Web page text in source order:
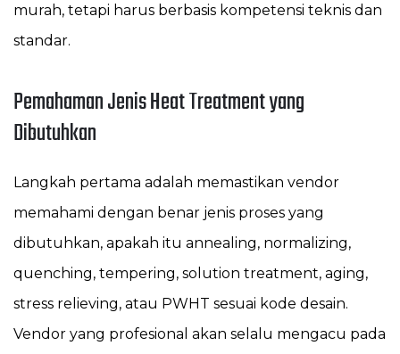
murah, tetapi harus berbasis kompetensi teknis dan
standar.
Pemahaman Jenis Heat Treatment yang
Dibutuhkan
Langkah pertama adalah memastikan vendor
memahami dengan benar jenis proses yang
dibutuhkan, apakah itu annealing, normalizing,
quenching, tempering, solution treatment, aging,
stress relieving, atau PWHT sesuai kode desain.
Vendor yang profesional akan selalu mengacu pada